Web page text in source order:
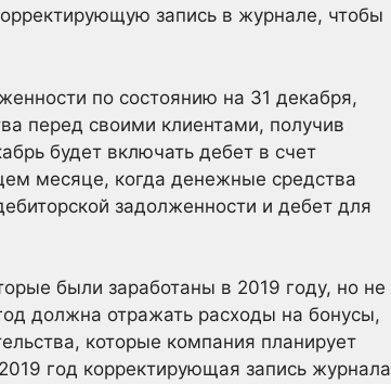
запись в журнале, чтобы
по состоянию на 31 декабря,
перед своими клиентами, получив
будет включать дебет в счет
месяце, когда денежные средства
задолженности и дебет для
были заработаны в 2019 году, но не
должна отражать расходы на бонусы,
которые компания планирует
год корректирующая запись журнала